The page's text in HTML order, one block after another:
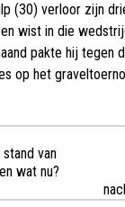
(30) verloor zijn
wist in die
pakte hij tegen
op het
van
wat nu?